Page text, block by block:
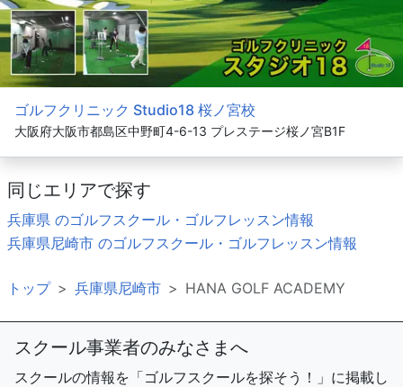
ゴルフクリニック Studio18 桜ノ宮校
大阪府大阪市都島区中野町4-6-13 プレステージ桜ノ宮B1F
同じエリアで探す
兵庫県 のゴルフスクール・ゴルフレッスン情報
兵庫県尼崎市 のゴルフスクール・ゴルフレッスン情報
トップ 兵庫県尼崎市 HANA GOLF ACADEMY
スクール事業者のみなさまへ
スクールの情報を「ゴルフスクールを探そう！」に掲載し